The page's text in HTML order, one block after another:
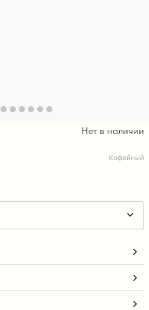
Нет в наличии
Кофейный